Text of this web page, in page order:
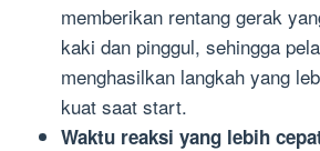
memberikan rentang gerak
kaki dan pinggul, sehingga
menghasilkan langkah yang
kuat saat start.
Waktu reaksi yang lebih